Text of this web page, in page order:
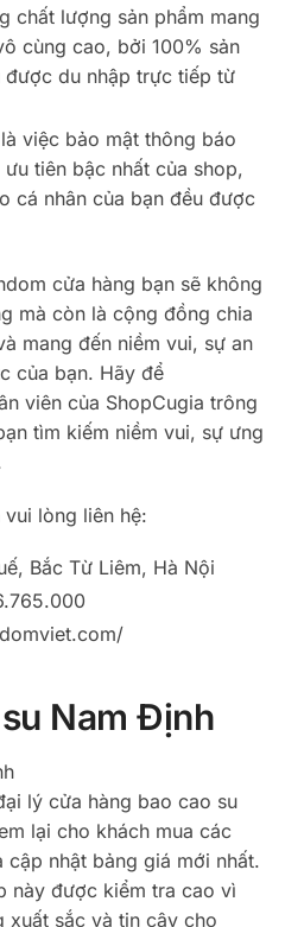
chất lượng sản phẩm mang
cùng cao, bởi 100% sản
được du nhập trực tiếp từ
việc bảo mật thông báo
tiên bậc nhất của shop,
cá nhân của bạn đều được
cửa hàng bạn sẽ không
mà còn là cộng đồng chia
mang đến niềm vui, sự an
của bạn. Hãy để
viên của ShopCugia trông
tìm kiếm niềm vui, sự ưng
lòng liên hệ:
Bắc Từ Liêm, Hà Nội
Nam Định
lý cửa hàng bao cao su
lại cho khách mua các
nhật bảng giá mới nhất.
này được kiểm tra cao vì
xuất sắc và tin cậy cho